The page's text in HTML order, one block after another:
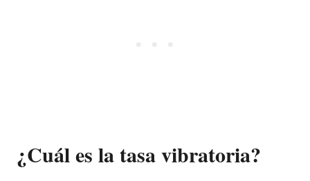
¿Cuál es la tasa vibratoria?